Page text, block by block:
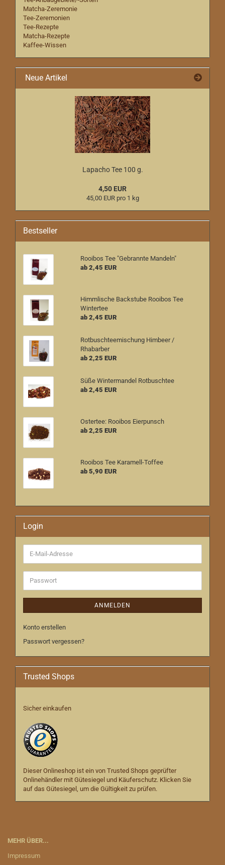
Matcha-Zeremonie
Tee-Zeremonien
Tee-Rezepte
Matcha-Rezepte
Kaffee-Wissen
Neue Artikel
Lapacho Tee 100 g.
4,50 EUR
45,00 EUR pro 1 kg
Bestseller
Rooibos Tee "Gebrannte Mandeln"
ab 2,45 EUR
Himmlische Backstube Rooibos Tee
Wintertee
ab 2,45 EUR
Rotbuschteemischung Himbeer /
Rhabarber
ab 2,25 EUR
Süße Wintermandel Rotbuschtee
ab 2,45 EUR
Ostertee: Rooibos Eierpunsch
ab 2,25 EUR
Rooibos Tee Karamell-Toffee
ab 5,90 EUR
Login
E-
Mail-
Adresse
Passwort
ANMELDEN
Konto erstellen
Passwort vergessen?
Trusted Shops
Sicher einkaufen
Dieser Onlineshop ist ein von Trusted Shops geprüfter
Onlinehändler mit Gütesiegel und Käuferschutz. Klicken Sie
auf das Gütesiegel, um die Gültigkeit zu prüfen.
MEHR ÜBER...
Impressum